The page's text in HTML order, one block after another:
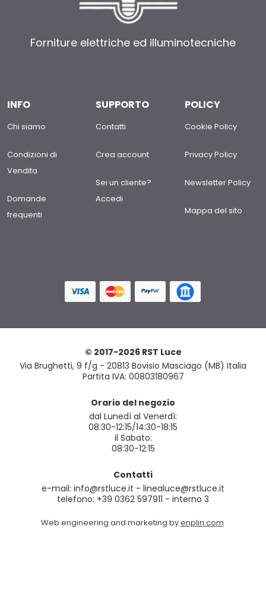
Forniture elettriche ed illuminotecniche
INFO
Chi siamo
Condizioni di
Vendita
Domande
frequenti
SUPPORTO
Contatti
Crea account
Sei un cliente?
Accedi
POLICY
Cookie Policy
Privacy Policy
Newsletter Policy
Mappa del sito
© 2017-2026 RST Luce
Via Brughetti, 9 f/g - 20813 Bovisio Masciago (MB) Italia
Partita IVA: 00803180967
Orario del negozio
dal Lunedì al Venerdì:
08:30-12:15/14:30-18:15
il Sabato:
08:30-12:15
Contatti
e-mail: info@rstluce.it - linealuce@rstluce.it
telefono: +39 0362 597911 - interno 3
Web engineering and marketing byenplin.com